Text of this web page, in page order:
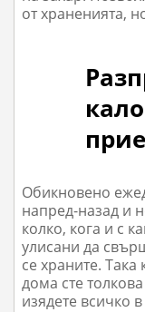
от храненията,
Обикновено
напред-назад и
колко, кога и с
улисани да
се храните. Така
дома сте
изядете всичко